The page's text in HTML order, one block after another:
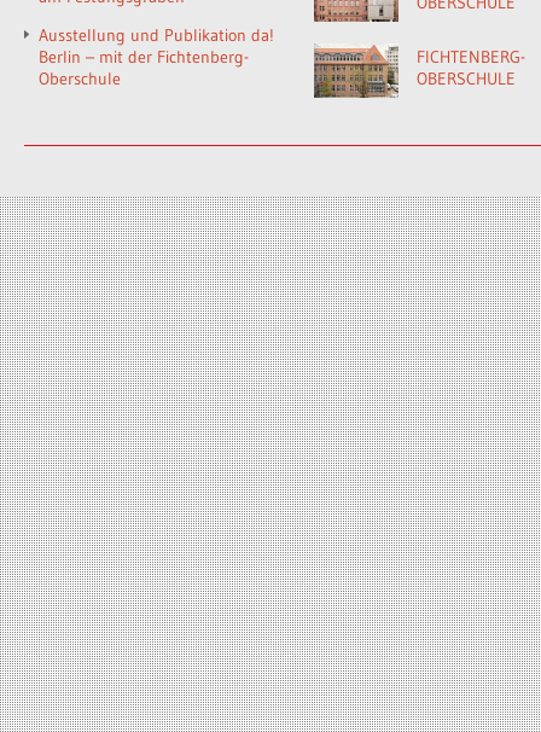
Ausstellung und Publikation da!
Berlin – mit der Fichtenberg-
Oberschule
FICHTENBERG-
OBERSCHULE